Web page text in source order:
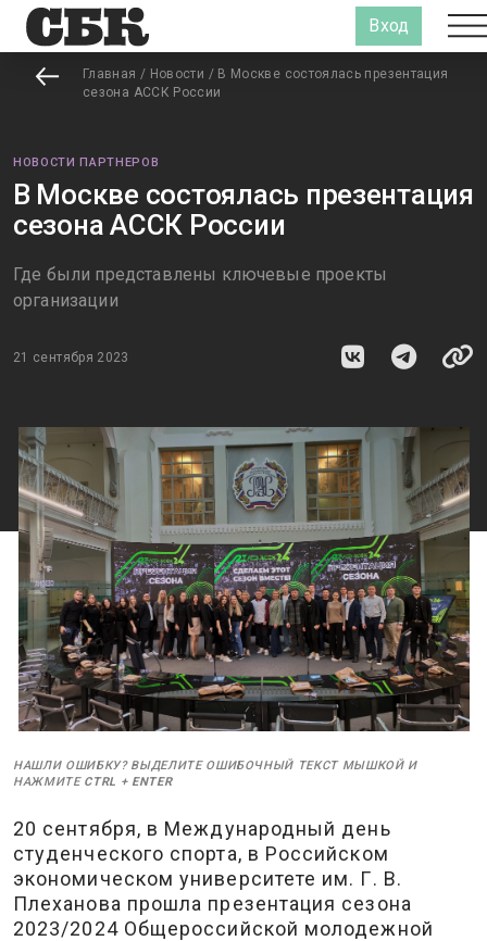
Вход
Главная / Новости / В Москве состоялась презентация
сезона АССК России
НОВОСТИ ПАРТНЕРОВ
В Москве состоялась презентация
сезона АССК России
Где были представлены ключевые проекты
организации
21 сентября 2023
НАШЛИ ОШИБКУ? ВЫДЕЛИТЕ ОШИБОЧНЫЙ ТЕКСТ МЫШКОЙ И
НАЖМИТЕ CTRL + ENTER
20 сентября, в Международный день
студенческого спорта, в Российском
экономическом университете им. Г. В.
Плеханова прошла презентация сезона
2023/2024 Общероссийской молодежной